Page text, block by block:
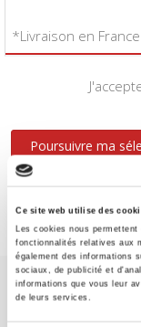
Ce site web utilise des
Les cookies nous
fonctionnalités relatives aux
également des informations
sociaux, de publicité et
informations que vous leur
de leurs services.
*Livraison en
Poursuivre ma